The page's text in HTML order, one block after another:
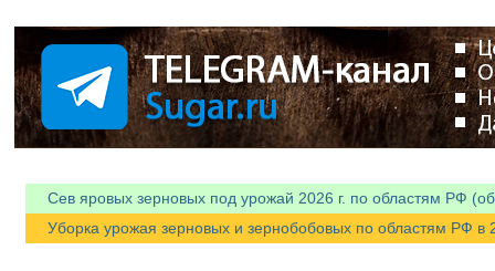
Сев яровых зерновых под урожай 2026 г. по областям РФ
Уборка урожая зерновых и зернобобовых по областям РФ в